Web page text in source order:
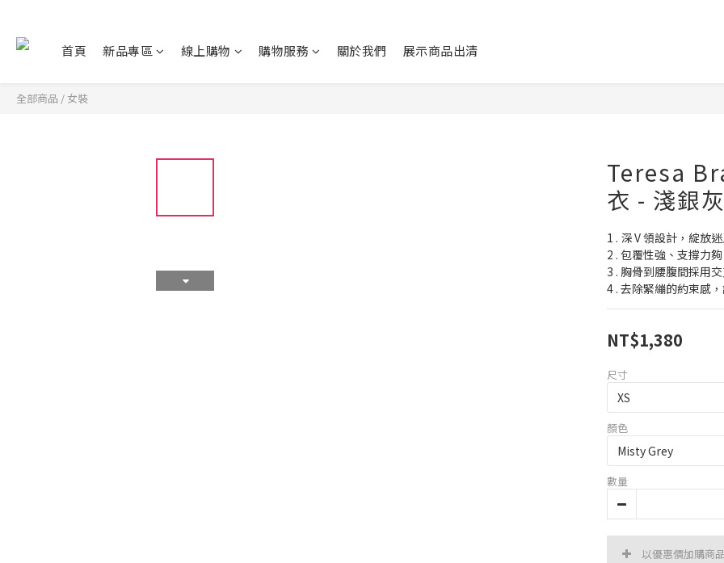
首頁 新品專區 線上購物 購物服務 關於我們 展示商品出清
全部商品 / 女裝
Teresa
衣 - 淺銀灰
1 . 深 V 領設計，綻放迷
2 . 包覆性強、支撐力夠
3 . 胸骨到腰腹間採用
4 . 去除緊繃的約束感
NT$1,380
尺寸
顏色
數量
以優惠價加購商品